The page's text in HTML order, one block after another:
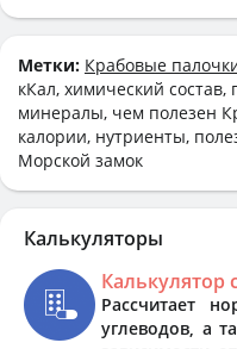
Метки: Крабовые
кКал, химический
минералы, чем полезен
калории, нутриенты,
Морской замок
Калькуляторы
Калькулятор
Рассчитает
углеводов, а